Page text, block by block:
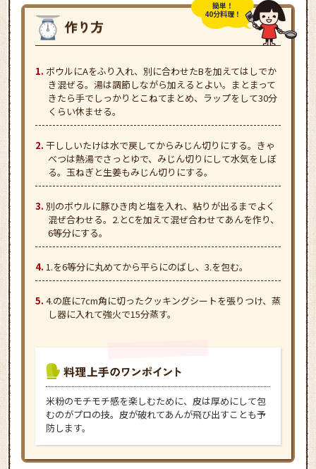
簡単！
40分料理！
ボウルにAをふり入れ、別に合わせたBを加えてはしでか
き混ぜる。湯は調節しながら加えるとよい。まとまって
きたら手でしっかりとこねてまとめ、ラップをして30分
くらい休ませる。
干ししいたけは水で戻してからみじん切りにする。きゃ
べつは熱湯でさっとゆで、みじん切りにして水気をしぼ
る。玉ねぎと生姜もみじん切りにする。
別のボウルに豚ひき肉と塩を入れ、粘りが出るまでよく
混ぜ合わせる。2.とCを加えて混ぜ合わせてあんを作り、
6等分にする。
1.を6等分に丸めてから平らにのばし、3.を包む。
4.の底に7cm角に切ったクッキングシートを張りつけ、蒸
し器に入れて強火で15分蒸す。
米粉のモチモチ感を楽しむために、皮は厚めにして包
むのがプロの技。皮が破れてあんが飛び出すことも予
防します。